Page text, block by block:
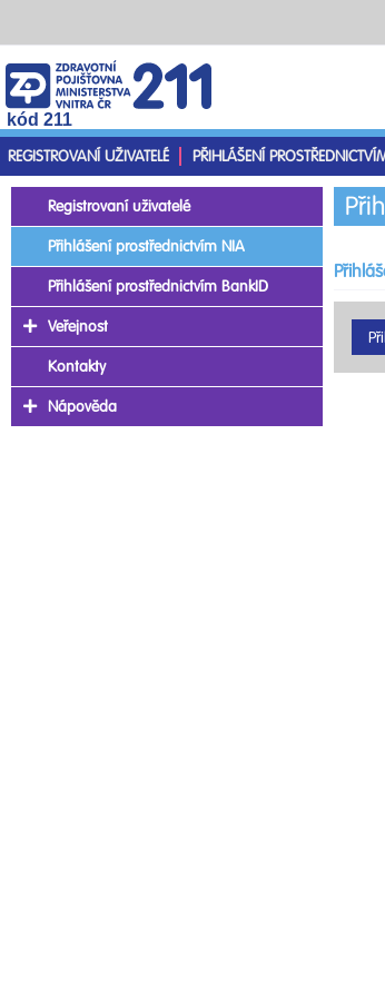
kód 211
REGISTROVANÍ UŽIVATELÉ
PŘIHLÁŠENÍ
Registrovaní uživatelé
Přihlášení prostřednictvím NIA
Přihlášení prostřednictvím BankID
Veřejnost
Kontakty
Nápověda